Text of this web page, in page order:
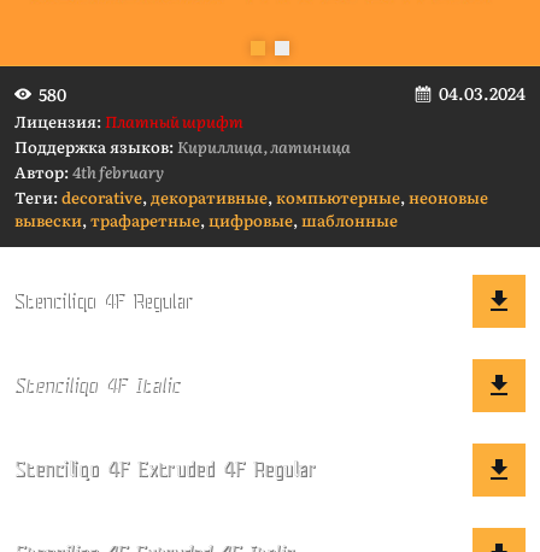
580 04.03.2024
Лицензия:Платный шрифт
Поддержка языков:Кириллица, латиница
Автор:4th february
Теги:decorative,декоративные,компьютерные,неоновые
вывески,трафаретные,цифровые,шаблонные